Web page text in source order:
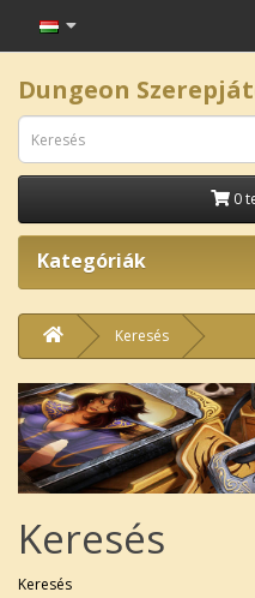
Dungeon
0
Kategóriák
Keresés
Keresés
Keresés